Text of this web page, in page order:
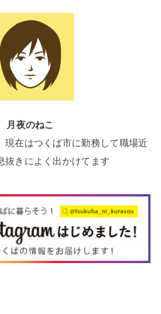
月夜のねこ
現在はつくば市に勤務して職場近
抜きによく出かけてます